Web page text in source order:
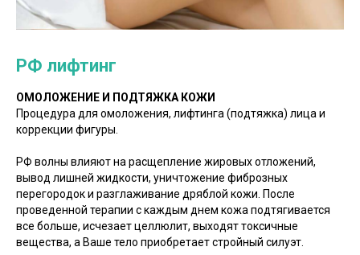
РФ лифтинг
ОМОЛОЖЕНИЕ И ПОДТЯЖКА КОЖИ
Процедура для омоложения, лифтинга (подтяжка) лица и
коррекции фигуры.
РФ волны влияют на расщепление жировых отложений,
вывод лишней жидкости, уничтожение фиброзных
перегородок и разглаживание дряблой кожи. После
проведенной терапии с каждым днем кожа подтягивается
все больше, исчезает целлюлит, выходят токсичные
вещества, а Ваше тело приобретает стройный силуэт.